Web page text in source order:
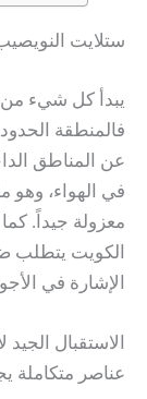
ستلايت
يبدأ كل شيء
فالمنطقة
عن المناطق
في الهواء، وهو
معزولة جيداً.
الكويت يتطلب
الإشارة في
الاستقبال
عناصر متكاملة